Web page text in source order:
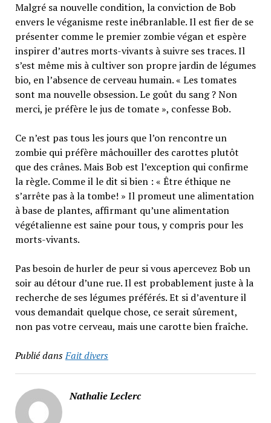
Malgré sa nouvelle condition, la conviction de Bob
envers le véganisme reste inébranlable. Il est fier de se
présenter comme le premier zombie végan et espère
inspirer d’autres morts-vivants à suivre ses traces. Il
s’est même mis à cultiver son propre jardin de légumes
bio, en l’absence de cerveau humain. « Les tomates
sont ma nouvelle obsession. Le goût du sang ? Non
merci, je préfère le jus de tomate », confesse Bob.
Ce n’est pas tous les jours que l’on rencontre un
zombie qui préfère mâchouiller des carottes plutôt
que des crânes. Mais Bob est l’exception qui confirme
la règle. Comme il le dit si bien : « Être éthique ne
s’arrête pas à la tombe! » Il promeut une alimentation
à base de plantes, affirmant qu’une alimentation
végétalienne est saine pour tous, y compris pour les
morts-vivants.
Pas besoin de hurler de peur si vous apercevez Bob un
soir au détour d’une rue. Il est probablement juste à la
recherche de ses légumes préférés. Et si d’aventure il
vous demandait quelque chose, ce serait sûrement,
non pas votre cerveau, mais une carotte bien fraîche.
Publié dansFait divers
Nathalie Leclerc